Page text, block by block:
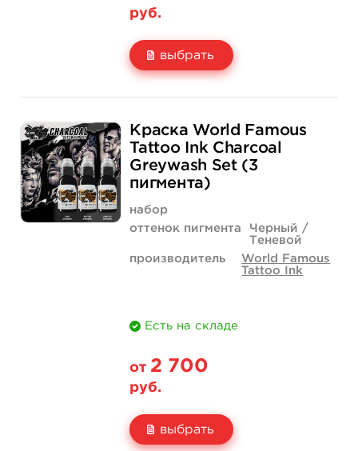
руб.
выбрать
Цена
Количество
8 400 руб.
купить
23 800 руб.
Краска World Famous
Tattoo Ink Charcoal
Greywash Set (3
пигмента)
набор
оттенок пигмента
Черный /
Теневой
производитель
World Famous
Tattoo Ink
Есть на складе
от 2 700
руб.
выбрать